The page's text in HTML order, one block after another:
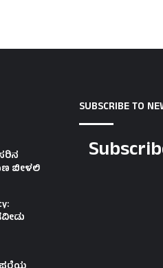
ಬೀಳಲಿ
SUBSCRIBE TO